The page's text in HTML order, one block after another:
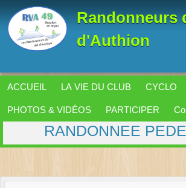
Randonneurs
d'Authion
ACCUEIL LA VIE DU CLUB CYCLO
PHOTOS & VIDÉOS PARTICIPER
RANDONNEE
Panneau de gestion des cookies